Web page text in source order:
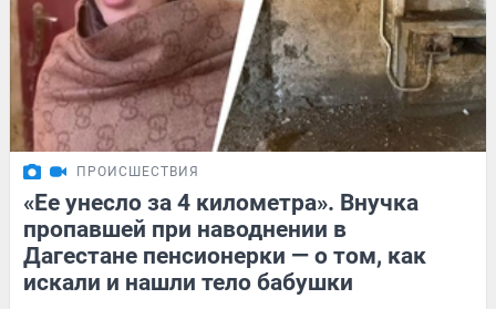
ПРОИСШЕСТВИЯ
«Ее унесло за 4 километра». Внучка
пропавшей при наводнении в
Дагестане пенсионерки — о том, как
искали и нашли тело бабушки